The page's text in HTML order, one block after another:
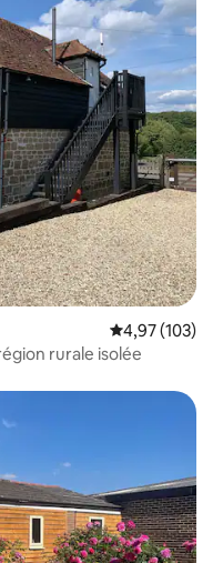
appréciés
Évaluation
4,97 (103)
rurale isolée